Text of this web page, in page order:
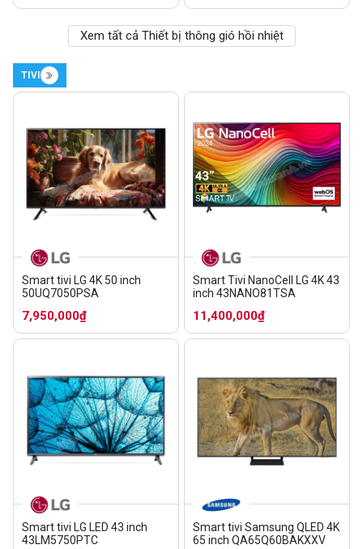
Xem tất cả Thiết bị thông gió hồi nhiệt
TIVI
Smart tivi LG 4K 50 inch
50UQ7050PSA
7,950,000₫
Smart Tivi NanoCell LG 4K 43
inch 43NANO81TSA
11,400,000₫
Smart tivi LG LED 43 inch
43LM5750PTC
Smart tivi Samsung QLED 4K
65 inch QA65Q60BAKXXV